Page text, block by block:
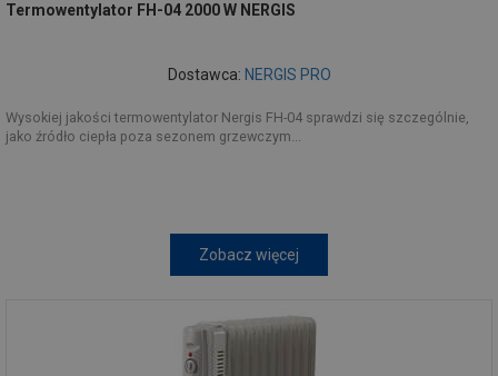
Termowentylator FH-04 2000 W NERGIS
Dostawca: NERGIS PRO
Wysokiej jakości termowentylator Nergis FH-04 sprawdzi się szczególnie,
jako źródło ciepła poza sezonem grzewczym...
Zobacz więcej